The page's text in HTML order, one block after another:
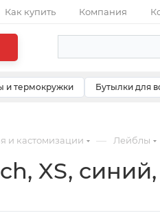
Как купить Компания
и термокружки Бутылки для
и кастомизации — Лейблы
XS,